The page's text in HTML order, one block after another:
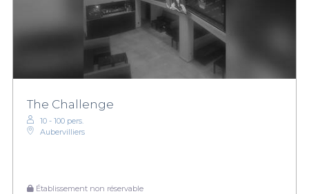
The Challenge
10 - 100 pers.
Aubervilliers
Établissement non réservable